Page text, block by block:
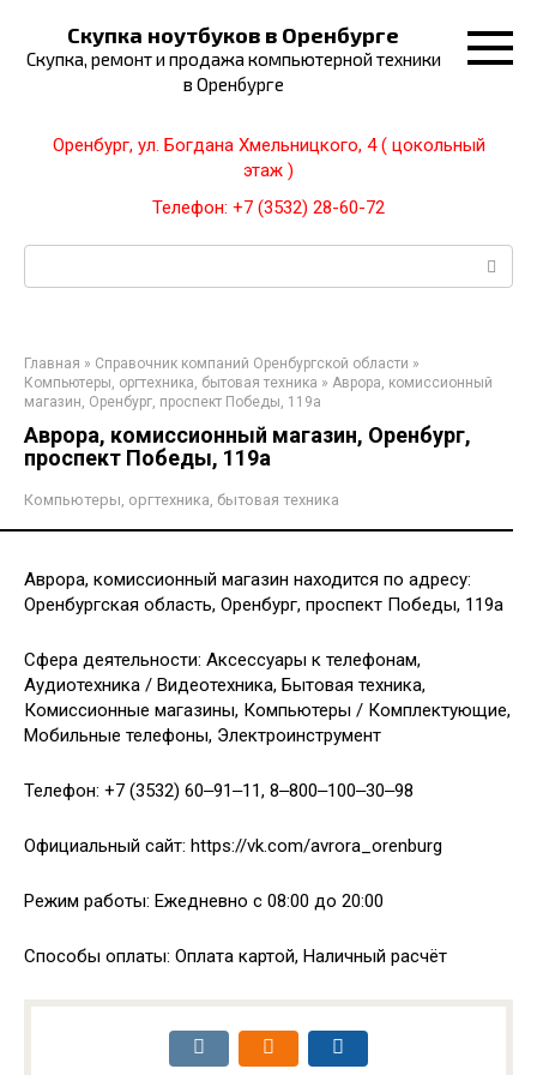
контенту
Скупка ноутбуков в Оренбурге
Скупка, ремонт и продажа компьютерной техники
в Оренбурге
Оренбург, ул. Богдана Хмельницкого, 4 ( цокольный
этаж )
Телефон: +7 (3532) 28-60-72
Поиск:
Главная » Справочник компаний Оренбургской области »
Компьютеры, оргтехника, бытовая техника » Аврора, комиссионный
магазин, Оренбург, проспект Победы, 119а
Аврора, комиссионный магазин, Оренбург,
проспект Победы, 119а
Компьютеры, оргтехника, бытовая техника
Аврора, комиссионный магазин находится по адресу:
Оренбургская область, Оренбург, проспект Победы, 119а
Сфера деятельности: Аксессуары к телефонам,
Аудиотехника / Видеотехника, Бытовая техника,
Комиссионные магазины, Компьютеры / Комплектующие,
Мобильные телефоны, Электроинструмент
Телефон: +7 (3532) 60‒91‒11, 8‒800‒100‒30‒98
Официальный сайт: https://vk.com/avrora_orenburg
Режим работы: Ежедневно с 08:00 до 20:00
Способы оплаты: Оплата картой, Наличный расчёт